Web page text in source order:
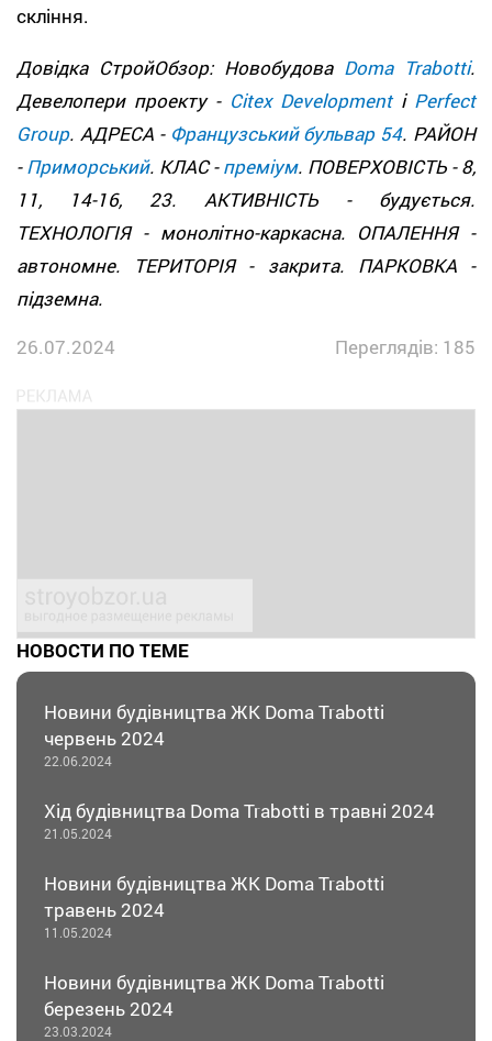
скління.
Довідка СтройОбзор: Новобудова Doma Trabotti.
Девелопери проекту - Citex Developmentі Perfect
Group. АДРЕСА - Французський бульвар 54. РАЙОН
-Приморський. КЛАС -преміум. ПОВЕРХОВІСТЬ - 8,
11, 14-16, 23. АКТИВНІСТЬ - будується.
ТЕХНОЛОГІЯ - монолітно-каркасна. ОПАЛЕННЯ -
автономне. ТЕРИТОРІЯ - закрита. ПАРКОВКА -
підземна.
26.07.2024
Переглядів: 185
НОВОСТИ ПО ТЕМЕ
Новини будівництва ЖК Doma Trabotti
червень 202​​​​​​4
22.06.2024
Хід будівництва Doma Trabotti в травні 2024
21.05.2024
Новини будівництва ЖК Doma Trabotti
травень 202​​​​​​4
11.05.2024
Новини будівництва ЖК Doma Trabotti
березень 202​​​​​​4
23.03.2024